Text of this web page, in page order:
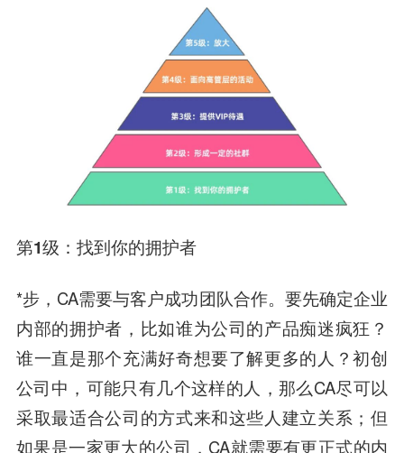
第1级：找到你的拥护者
*步，CA需要与客户成功团队合作。要先确定企业
内部的拥护者，比如谁为公司的产品痴迷疯狂？
谁一直是那个充满好奇想要了解更多的人？初创
公司中，可能只有几个这样的人，那么CA尽可以
采取最适合公司的方式来和这些人建立关系；但
如果是一家更大的公司，CA就需要有更正式的内